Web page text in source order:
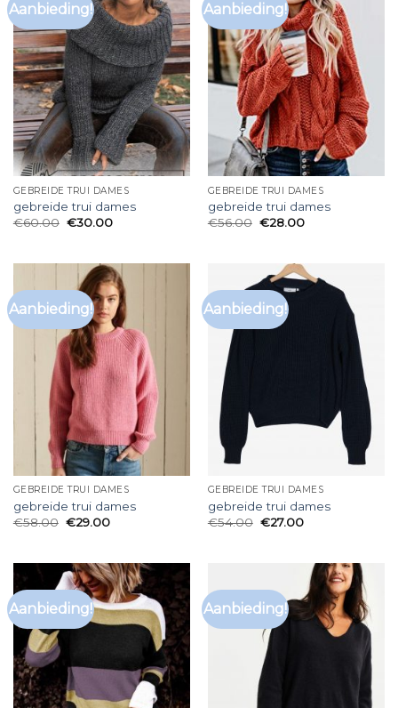
Aanbieding!
GEBREIDE TRUI DAMES
gebreide trui dames
€60.00 €30.00
Aanbieding!
GEBREIDE TRUI DAMES
gebreide trui dames
€56.00 €28.00
Aanbieding!
GEBREIDE TRUI DAMES
gebreide trui dames
€58.00 €29.00
Aanbieding!
GEBREIDE TRUI DAMES
gebreide trui dames
€54.00 €27.00
Aanbieding! Aanbieding!